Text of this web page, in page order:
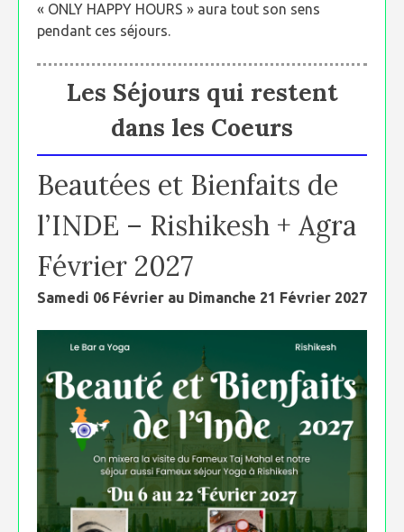
« ONLY HAPPY HOURS » aura tout son sens
pendant ces séjours.
Les Séjours qui restent
dans les Coeurs
Beautées et Bienfaits de
l’INDE – Rishikesh + Agra
Février 2027
Samedi 06 Février au Dimanche 21 Février 2027